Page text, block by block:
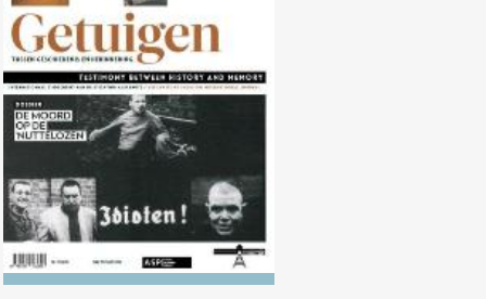
Nr. 134 (04/2022) De moord op
de ‘nuttelozen’